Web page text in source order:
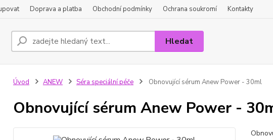
Doprava a platba Obchodní podmínky Ochrana soukromí Kontakty
Hledat
Úvod ANEW Séra speciální péče Obnovující sérum Anew Power - 30ml
Obnovující sérum Anew Power -